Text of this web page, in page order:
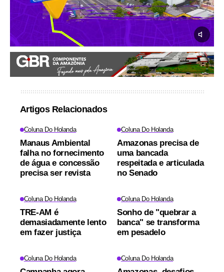
Artigos Relacionados
Coluna Do Holanda
Manaus Ambiental
falha no fornecimento
de água e concessão
precisa ser revista
Coluna Do Holanda
Amazonas precisa de
uma bancada
respeitada e articulada
no Senado
Coluna Do Holanda
TRE-AM é
demasiadamente lento
em fazer justiça
Coluna Do Holanda
Sonho de "quebrar a
banca" se transforma
em pesadelo
Coluna Do Holanda Coluna Do Holanda